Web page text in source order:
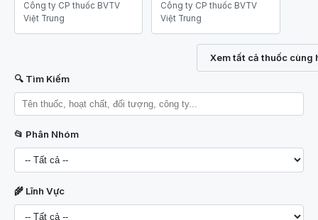
Công ty CP thuốc BVTV
Việt Trung
Công ty CP thuốc BVTV
Việt Trung
Xem tất cả thuốc cùng
🔍 Tìm Kiếm
📂 Phân Nhóm
🌾 Lĩnh Vực